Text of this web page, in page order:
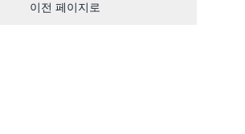
이전 페이지로